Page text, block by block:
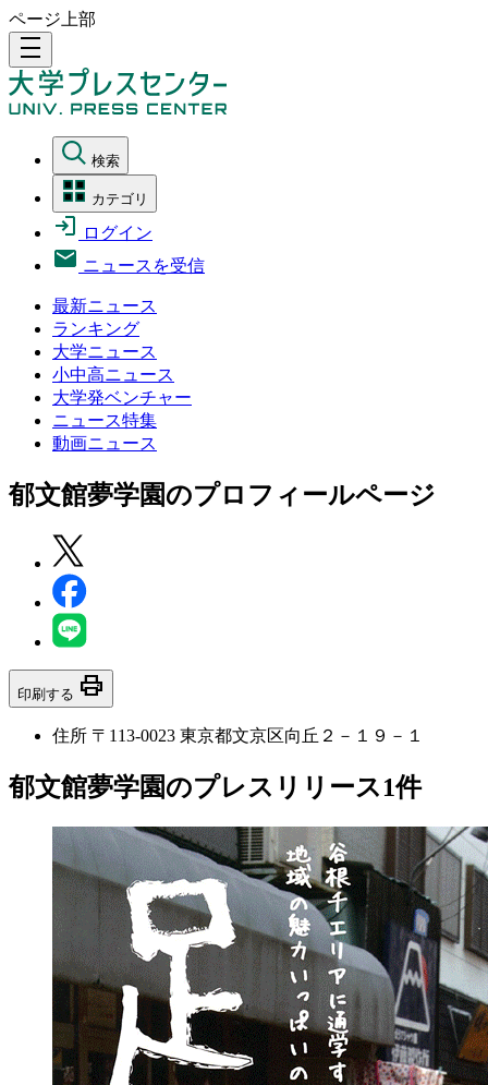
ページ上部
density_medium
検索
カテゴリ
ログイン
ニュースを受信
最新ニュース
ランキング
大学ニュース
小中高ニュース
大学発ベンチャー
ニュース特集
動画ニュース
郁文館夢学園のプロフィールページ
印刷する print
住所 〒113-0023 東京都文京区向丘２－１９－１
郁文館夢学園のプレスリリース1件